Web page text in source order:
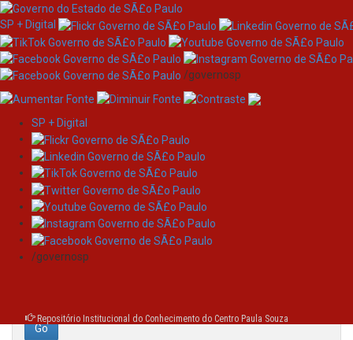
Skip
navigation
SP + Digital
/governosp
SP + Digital
/governosp
Repositório Institucional do Conhecimento do Centro Paula Souza
Search
Search: